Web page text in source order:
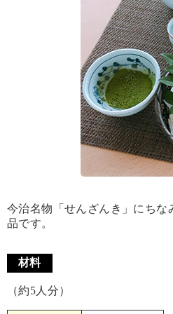
今治名物「せんざんき」にち
品です。
材料
（約5人分）